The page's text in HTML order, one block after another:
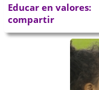
Educar en valores:
compartir